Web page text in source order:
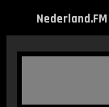
Nederland.FM